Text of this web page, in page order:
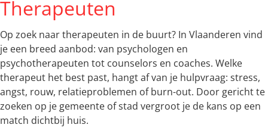
Therapeuten
Op zoek naar therapeuten in de buurt? In Vlaanderen vind
je een breed aanbod: van psychologen en
psychotherapeuten tot counselors en coaches. Welke
therapeut het best past, hangt af van je hulpvraag: stress,
angst, rouw, relatieproblemen of burn-out. Door gericht te
zoeken op je gemeente of stad vergroot je de kans op een
match dichtbij huis.